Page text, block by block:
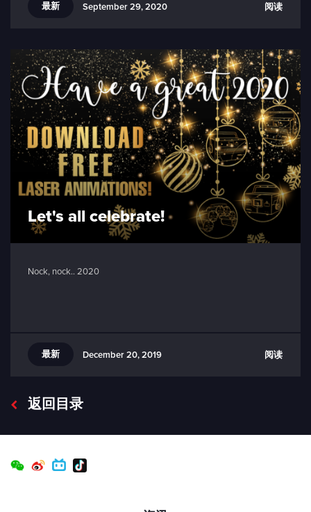
最新 September 29, 2020 阅读
Let's all celebrate!
Nock, nock.. 2020
最新 December 20, 2019 阅读
返回目录